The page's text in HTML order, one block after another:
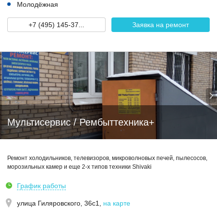
Молодёжная
+7 (495) 145-37... Заявка на ремонт
Мультисервис / Рембыттехника+
Ремонт холодильников, телевизоров, микроволновых печей, пылесосов,
морозильных камер и еще 2-х типов техники Shivaki
График работы
улица Гиляровского, 36с1 на карте